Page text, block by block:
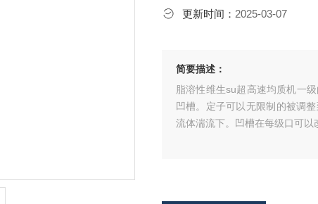
更新时间： 2025-03-07
简要描述：
脂溶性维生su超高速均质机一
凹槽。定子可以无限制的被调
流体湍流下。凹槽在每级口可以